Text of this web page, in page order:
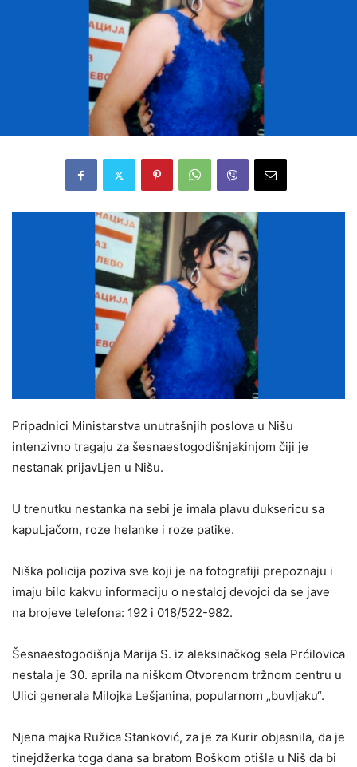
Pripadnici Ministarstva unutrašnjih poslova u Nišu
intenzivno tragaju za šesnaestogodišnjakinjom čiji je
nestanak prijavLjen u Nišu.
U trenutku nestanka na sebi je imala plavu duksericu sa
kapuLjačom, roze helanke i roze patike.
Niška policija poziva sve koji je na fotografiji prepoznaju i
imaju bilo kakvu informaciju o nestaloj devojci da se jave
na brojeve telefona: 192 i 018/522-982.
Šesnaestogodišnja Marija S. iz aleksinačkog sela Prćilovica
nestala je 30. aprila na niškom Otvorenom tržnom centru u
Ulici generala Milojka Lešjanina, popularnom „buvljaku“.
Njena majka Ružica Stanković, za je za Kurir objasnila, da je
tinejdžerka toga dana sa bratom Boškom otišla u Niš da bi